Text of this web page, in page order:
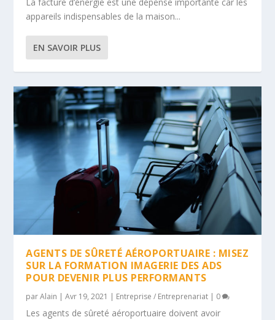
La facture d’énergie est une dépense importante car les
appareils indispensables de la maison...
EN SAVOIR PLUS
AGENTS DE SÛRETÉ AÉROPORTUAIRE : MISEZ
SUR LA FORMATION IMAGERIE DES ADS
POUR DEVENIR PLUS PERFORMANTS
parAlain |Avr 19, 2021 | Entreprise / Entreprenariat | 0
Les agents de sûreté aéroportuaire doivent avoir